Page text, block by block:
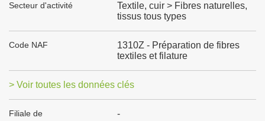
Secteur d'activité
Textile, cuir > Fibres naturelles,
tissus tous types
Code NAF
1310Z - Préparation de fibres
textiles et filature
> Voir toutes les données clés
Filiale de -